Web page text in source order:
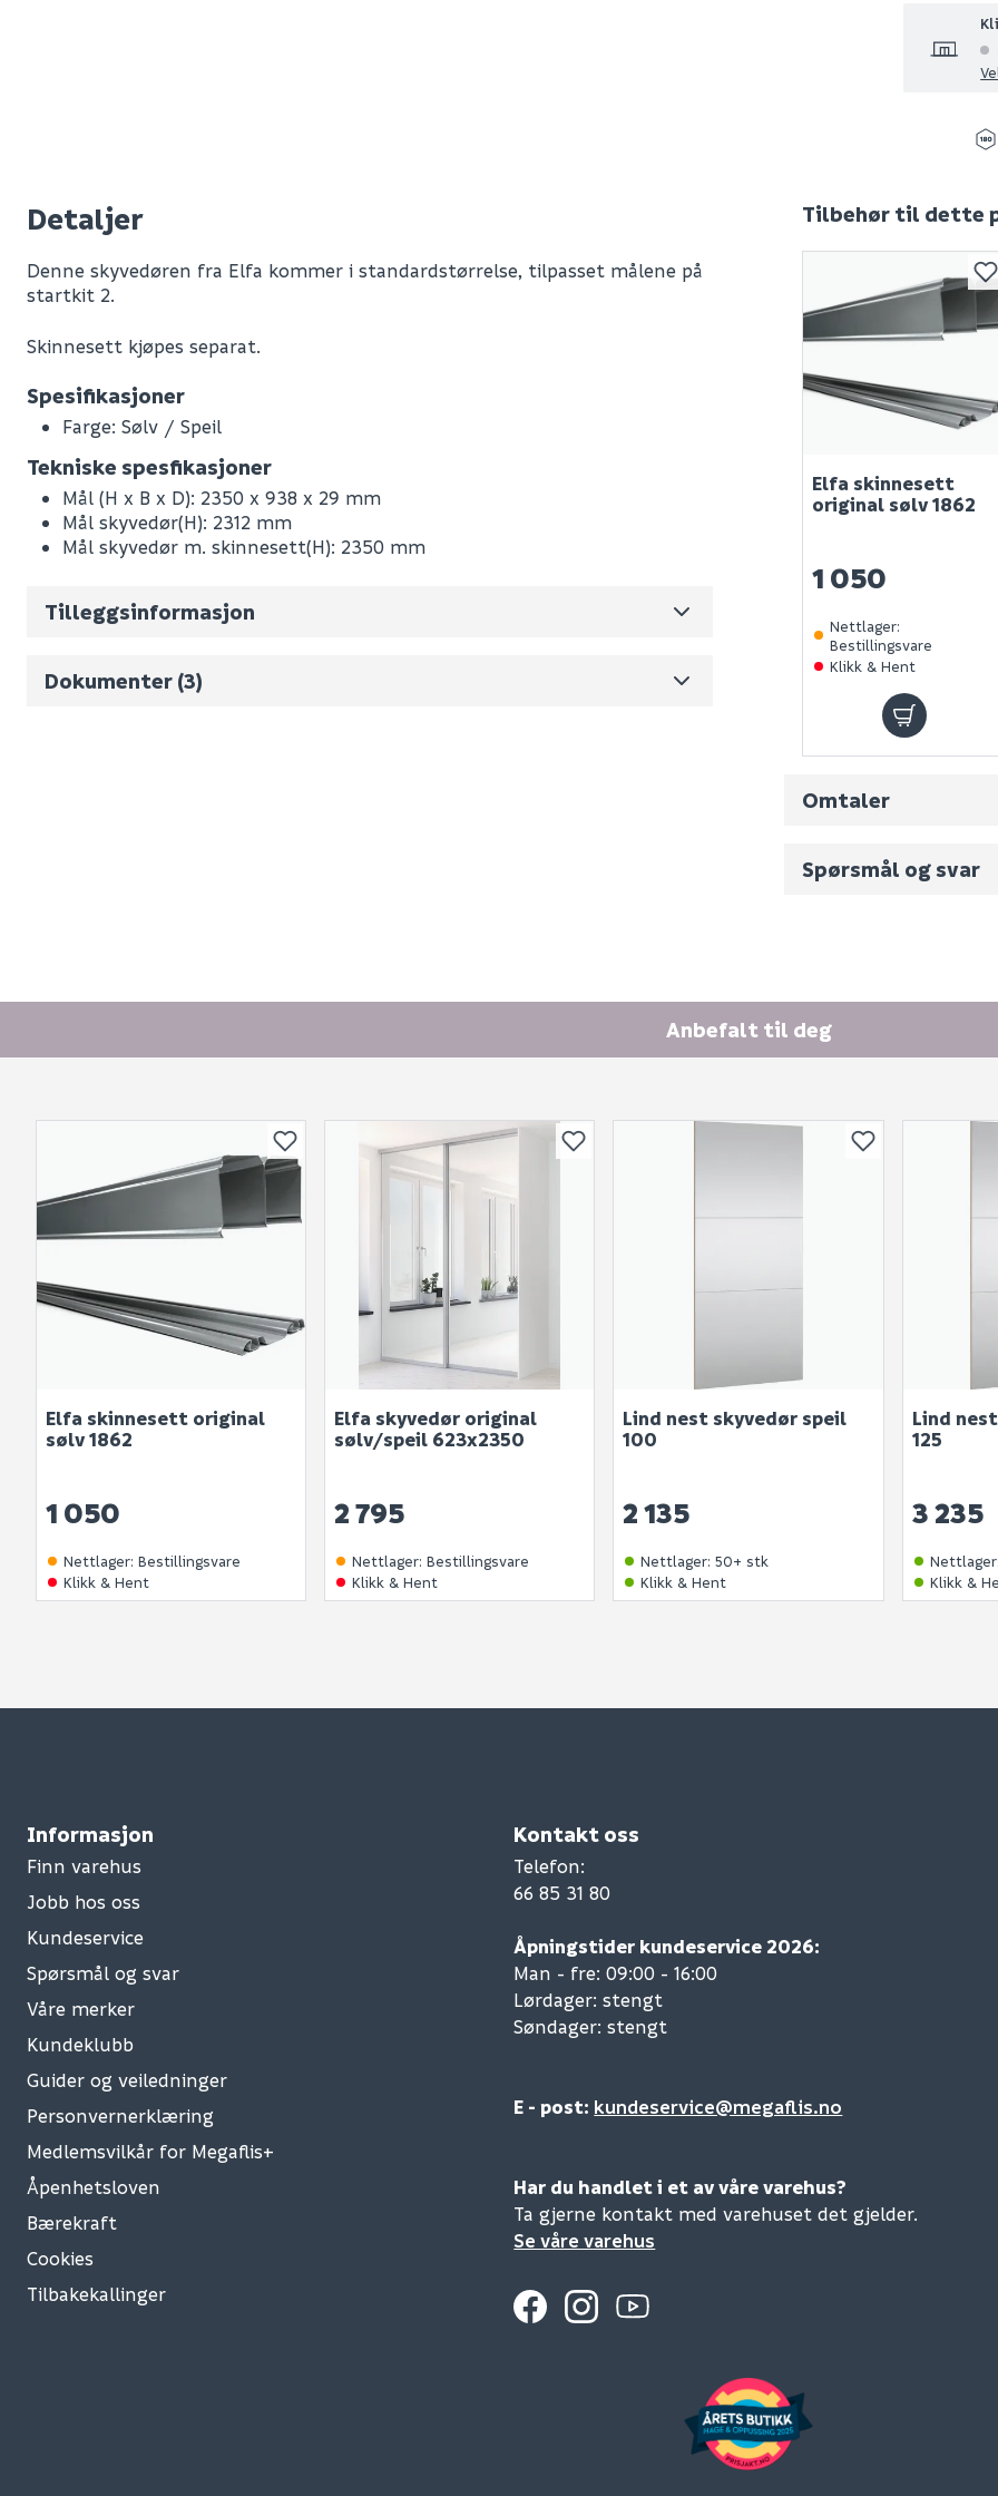
Detaljer
Denne skyvedøren fra Elfa kommer i standardstørrelse, tilpasset målene på
startkit 2.
Skinnesett kjøpes separat.
Spesifikasjoner
Farge: Sølv / Speil
Tekniske spesfikasjoner
Mål (H x B x D): 2350 x 938 x 29 mm
Mål skyvedør(H): 2312 mm
Mål skyvedør m. skinnesett(H): 2350 mm
Tilleggsinformasjon
Leverandørens varenummer
Nobb No
Vekt pr. stk / m2 (i kg)
Antall pr. pall 13
Dokumenter (3)
FDV
Monteringsveiledning
Tilbehør til dette
Elfa skinnesett
original sølv 1862
1 050
Nettlager:
Bestillingsvare
Klikk & Hent
Omtaler
Spørsmål og svar
Spørsmålet og svaret
Ingen spørsmål
Anbefalt til deg
Elfa skinnesett original
sølv 1862
1 050
Nettlager: Bestillingsvare
Klikk & Hent
Elfa skyvedør original
sølv/speil 623x2350
2 795
Nettlager:Bestillingsvare
Klikk & Hent
Lind nest skyvedør speil
100
2 135
Nettlager:50+ stk
Klikk & Hent
Lind
125
3 235
Nettlager:
Klikk &
Informasjon
Finn varehus
Jobb hos oss
Kundeservice
Spørsmål og svar
Våre merker
Kundeklubb
Guider og veiledninger
Personvernerklæring
Medlemsvilkår for Megaflis+
Åpenhetsloven
Bærekraft
Cookies
Tilbakekallinger
Kontakt oss
Telefon:
66 85 31 80
Åpningstider kundeservice 2026:
Man - fre: 09:00 - 16:00
Lørdager: stengt
Søndager: stengt
E - post: kundeservice@megaflis.no
Har du handlet i et av våre varehus?
Ta gjerne kontakt med varehuset det gjelder.
Se våre varehus